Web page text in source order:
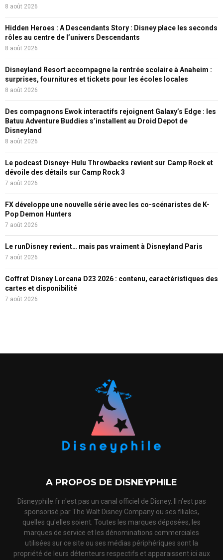
8 août 2026
Hidden Heroes : A Descendants Story : Disney place les seconds
rôles au centre de l’univers Descendants
8 août 2026
Disneyland Resort accompagne la rentrée scolaire à Anaheim :
surprises, fournitures et tickets pour les écoles locales
8 août 2026
Des compagnons Ewok interactifs rejoignent Galaxy’s Edge : les
Batuu Adventure Buddies s’installent au Droid Depot de
Disneyland
8 août 2026
Le podcast Disney+ Hulu Throwbacks revient sur Camp Rock et
dévoile des détails sur Camp Rock 3
7 août 2026
FX développe une nouvelle série avec les co-scénaristes de K-
Pop Demon Hunters
7 août 2026
Le runDisney revient… mais pas vraiment à Disneyland Paris
7 août 2026
Coffret Disney Lorcana D23 2026 : contenu, caractéristiques des
cartes et disponibilité
7 août 2026
A PROPOS DE DISNEYPHILE
Disneyphile.fr n'est pas un canal officiel de Disney. Il n'est pas
sponsorisé par The Walt Disney Company ou ses filiales,
quelles qu'elles soient. Toutes les marques déposées, les
marques de service et les dénominations commerciales
utilisées sur ce site ou ses médias périphériques sont la
propriété de leurs détenteurs respectifs et apparaissent ici aux